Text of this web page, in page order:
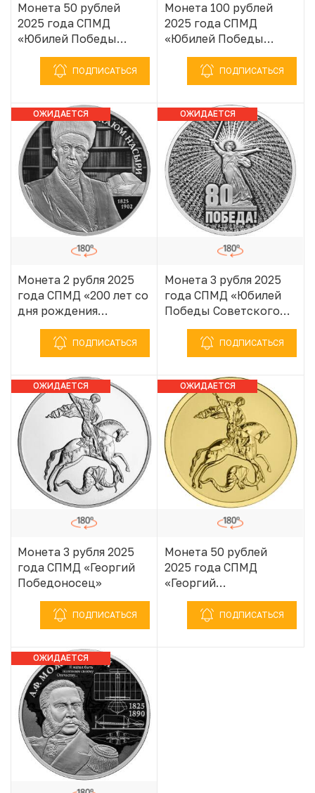
Монета 50 рублей
2025 года СПМД
«Юбилей Победы
Советского народа в
Великой
Отечественной войне
ПОДПИСАТЬСЯ
Монета 100 рублей
2025 года СПМД
«Юбилей Победы
Советского народа в
Великой
Отечественной войне
ПОДПИСАТЬСЯ
ОЖИДАЕТСЯ
ПОСТУПЛЕНИЕ
Монета 2 рубля 2025
года СПМД «200 лет со
дня рождения
Ученого-просветителя
Каюма Насыри»
ПОДПИСАТЬСЯ
ОЖИДАЕТСЯ
ПОСТУПЛЕНИЕ
Монета 3 рубля 2025
года СПМД «Юбилей
Победы Советского
народа в Великой
Отечественной войне
1941–1945»
ПОДПИСАТЬСЯ
ОЖИДАЕТСЯ
ПОСТУПЛЕНИЕ
Монета 3 рубля 2025
года СПМД «Георгий
Победоносец»
ПОДПИСАТЬСЯ
ОЖИДАЕТСЯ
ПОСТУПЛЕНИЕ
Монета 50 рублей
2025 года СПМД
«Георгий
Победоносец»
ПОДПИСАТЬСЯ
ОЖИДАЕТСЯ
ПОСТУПЛЕНИЕ